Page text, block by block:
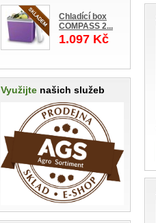
Chladící box
COMPASS 2...
1.097 Kč
Využijte našich služeb